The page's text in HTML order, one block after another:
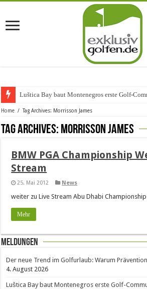
Luštica Bay baut Montenegros erste Golf-
Home / Tag Archives: Morrisson James
Tag Archives: Morrisson James
BMW PGA Championship
Stream
25. Mai 2012 News
weiter zu Live Stream Abu Dhabi
Mehr
Meldungen
Der neue Trend im Golfurlaub: Warum
4. August 2026
Luštica Bay baut Montenegros erste Golf-